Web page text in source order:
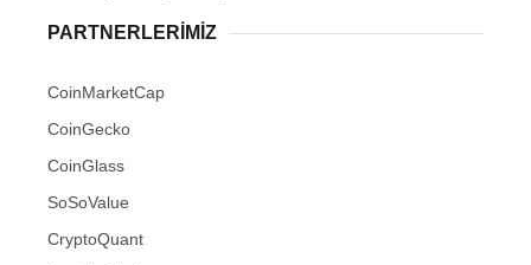
PARTNERLERIMIZ
CoinMarketCap
CoinGecko
CoinGlass
SoSoValue
CryptoQuant